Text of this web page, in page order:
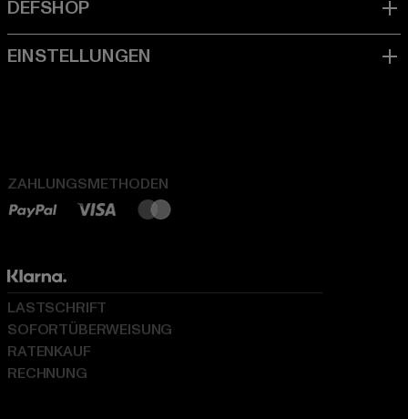
ZAHLUNGSMETHODEN
LASTSCHRIFT
SOFORTÜBERWEISUNG
RATENKAUF
RECHNUNG